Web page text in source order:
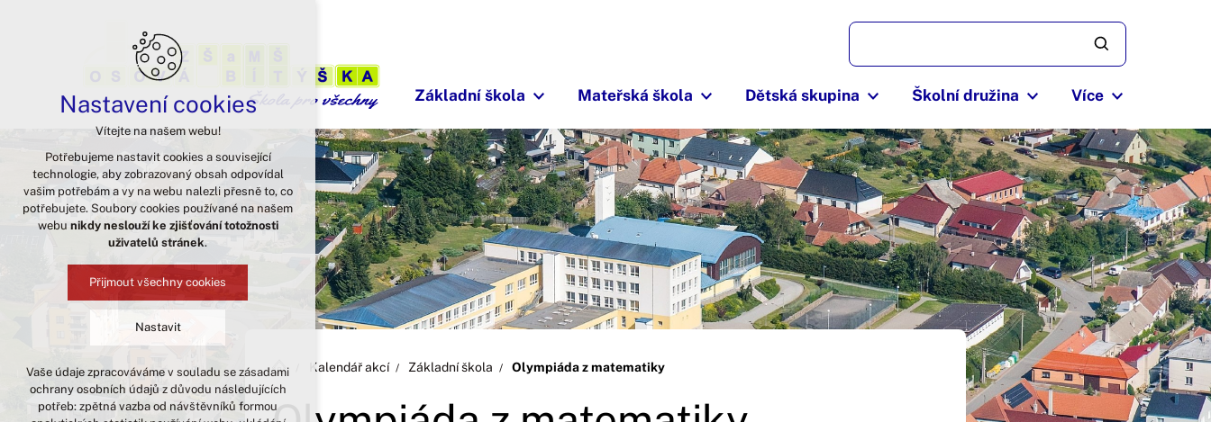
Základní škola Mateřská škola Dětská skupina Školní družina Více
Kalendář akcí Základní škola Olympiáda z matematiky
Nastavení cookies
Vítejte na našem webu!
Potřebujeme nastavit cookies a související
technologie, aby zobrazovaný obsah odpovídal
vašim potřebám a vy na webu nalezli přesně to, co
potřebujete. Soubory cookies používané na našem
webu nikdy neslouží ke zjišťování totožnosti
uživatelů stránek.
Přijmout všechny cookies
Nastavit
Technická cookies
nutná pro provozování webu
Vaše údaje zpracováváme v souladu se zásadami
ochrany osobních údajů z důvodu následujících
potřeb: zpětná vazba od návštěvníků formou